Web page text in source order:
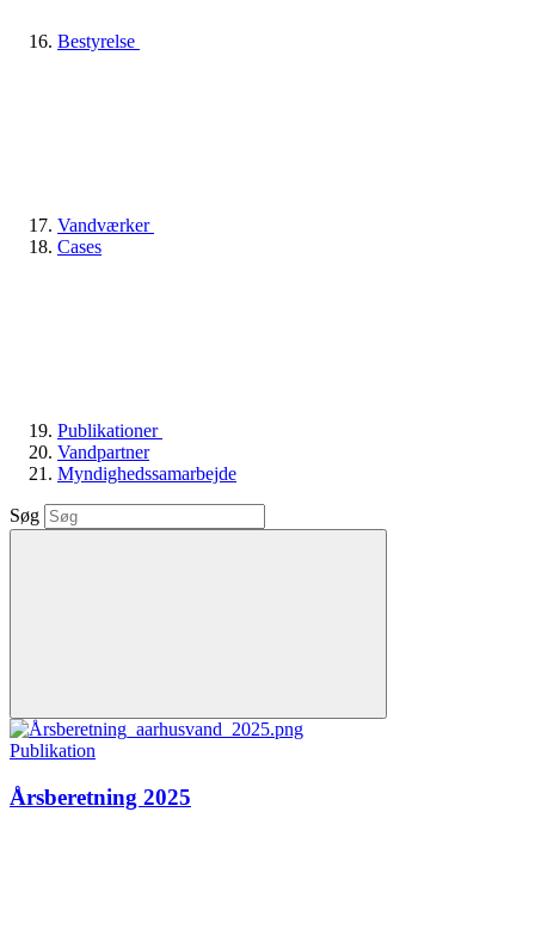
Bestyrelse
Vandværker
Cases
Publikationer
Vandpartner
Myndighedssamarbejde
Søg
Publikation
Årsberetning 2025